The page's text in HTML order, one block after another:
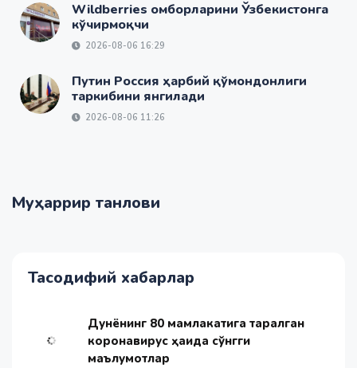
Wildberries омборларини Ўзбекистонга
кўчирмоқчи
2026-08-06 16:29
Путин Россия ҳарбий қўмондонлиги
таркибини янгилади
2026-08-06 11:26
Муҳаррир танлови
Тасодифий хабарлар
Дунёнинг 80 мамлакатига тарқалган
коронавирус ҳақида сўнгги
маълумотлар